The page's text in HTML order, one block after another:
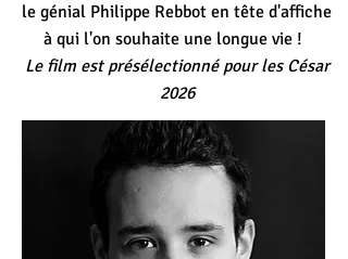
le génial Philippe Rebbot en tête d'affiche
à qui l'on souhaite une longue vie !
Le film est présélectionné pour les César
2026